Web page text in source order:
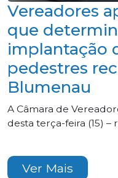
Vereadores
que
implantação
pedestres
Blumenau
A Câmara de
desta terça-feira (15) –
Ver Mais